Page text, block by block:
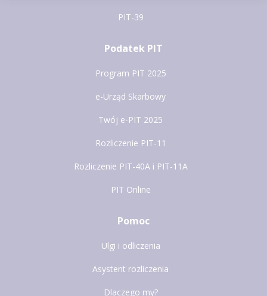
PIT-39
Podatek PIT
Program PIT 2025
e-Urząd Skarbowy
Twój e-PIT 2025
Rozliczenie PIT-11
Rozliczenie PIT-40A i PIT-11A
PIT Online
Pomoc
Ulgi i odliczenia
Asystent rozliczenia
Dlaczego my?